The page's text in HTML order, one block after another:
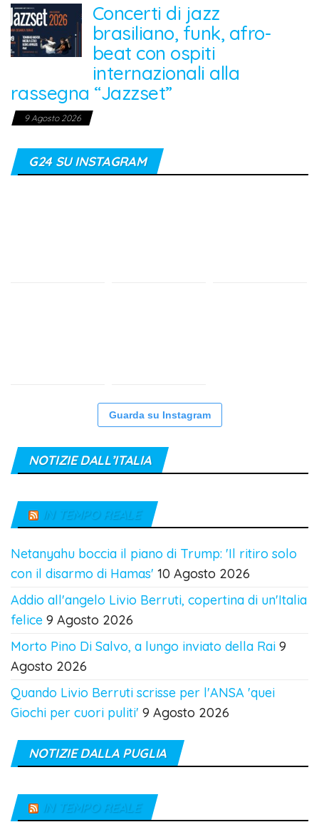
Concerti di jazz
brasiliano, funk, afro-
beat con ospiti
internazionali alla
rassegna “Jazzset”
9 Agosto 2026
G24 SU INSTAGRAM
Guarda su Instagram
NOTIZIE DALL’ITALIA
IN TEMPO REALE
Netanyahu boccia il piano di Trump: 'Il ritiro solo
con il disarmo di Hamas' 10 Agosto 2026
Addio all'angelo Livio Berruti, copertina di un'Italia
felice 9 Agosto 2026
Morto Pino Di Salvo, a lungo inviato della Rai 9
Agosto 2026
Quando Livio Berruti scrisse per l'ANSA 'quei
Giochi per cuori puliti' 9 Agosto 2026
NOTIZIE DALLA PUGLIA
IN TEMPO REALE